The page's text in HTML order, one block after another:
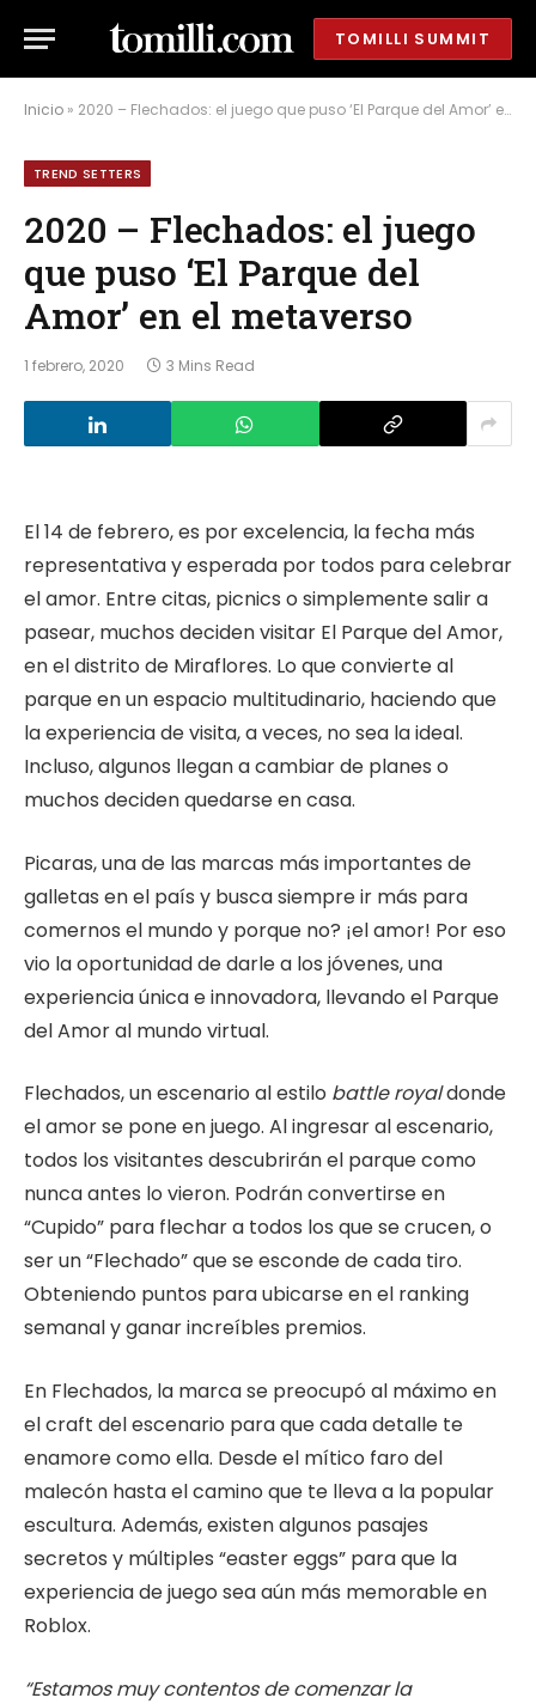
TOMILLI SUMMIT
Inicio » 2020 – Flechados: el juego que puso ‘El Parque del Amor’ en el metaverso
TREND SETTERS
2020 – Flechados: el juego
que puso ‘El Parque del
Amor’ en el metaverso
1 febrero, 2020 3 Mins Read
El 14 de febrero, es por excelencia, la fecha más
representativa y esperada por todos para celebrar
el amor. Entre citas, picnics o simplemente salir a
pasear, muchos deciden visitar El Parque del Amor,
en el distrito de Miraflores. Lo que convierte al
parque en un espacio multitudinario, haciendo que
la experiencia de visita, a veces, no sea la ideal.
Incluso, algunos llegan a cambiar de planes o
muchos deciden quedarse en casa.
Picaras, una de las marcas más importantes de
galletas en el país y busca siempre ir más para
comernos el mundo y porque no? ¡el amor! Por eso
vio la oportunidad de darle a los jóvenes, una
experiencia única e innovadora, llevando el Parque
del Amor al mundo virtual.
Flechados, un escenario al estilo battle royaldonde
el amor se pone en juego. Al ingresar al escenario,
todos los visitantes descubrirán el parque como
nunca antes lo vieron. Podrán convertirse en
“Cupido” para flechar a todos los que se crucen, o
ser un “Flechado” que se esconde de cada tiro.
Obteniendo puntos para ubicarse en el ranking
semanal y ganar increíbles premios.
En Flechados, la marca se preocupó al máximo en
el craft del escenario para que cada detalle te
enamore como ella. Desde el mítico faro del
malecón hasta el camino que te lleva a la popular
escultura. Además, existen algunos pasajes
secretos y múltiples “easter eggs” para que la
experiencia de juego sea aún más memorable en
Roblox.
“Estamos muy contentos de comenzar la